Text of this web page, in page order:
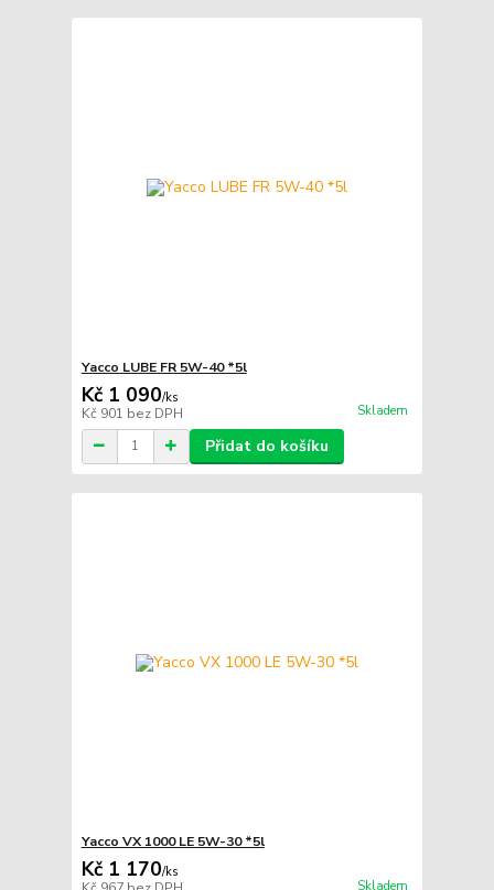
Yacco LUBE FR 5W-40 *5l
Kč 1 090/ks
Kč 901 bez DPH Skladem
Přidat do košíku
Yacco VX 1000 LE 5W-30 *5l
Kč 1 170/ks
Skladem